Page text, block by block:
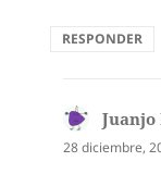
RESPONDER
28 diciembre,